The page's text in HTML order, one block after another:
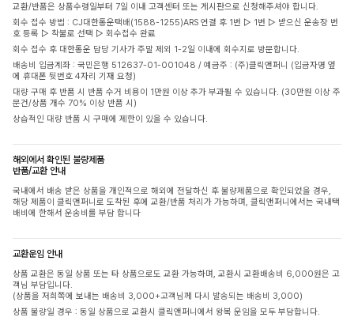
교환/반품은 상품수령일부터 7일 이내 고객센터 또는 게시판으로 신청해주셔야 합니다.
회수 접수 방법 : CJ대한통운택배(1588-1255)ARS 연결 후 1번 ▷ 1번 ▷ 받으신 운송장 번
호 등록 ▷ 착불로 선택 ▷ 회수접수 완료
회수 접수 후 대한통운 담당 기사가 주말 제외 1-2일 이내에 회수지로 방문합니다.
배송비 입금계좌 : 국민은행 512637-01-001048 / 예금주 : (주)클릭앤퍼니 (입금자명 옆
에 휴대폰 뒷번호 4자리 기재 요청)
대량 구매 후 반품 시 반품 수거 비용이 1만원 이상 추가 부과될 수 있습니다. (30만원 이상 주
문건/상품 개수 70% 이상 반품 시)
상습적인 대량 반품 시 구매에 제한이 있을 수 있습니다.
해외에서 확인된 불량제품
반품/교환 안내
국내에서 배송 받은 상품을 개인적으로 해외에 전달하신 후 불량제품으로 확인되었을 경우,
해당 제품이 클릭앤퍼니로 도착된 후에 교환/반품 처리가 가능하며, 클릭앤퍼니에서는 국내택
배비에 한해서 운송비를 부담 합니다
교환운임 안내
상품 교환은 동일 상품 또는 타 상품으로도 교환 가능하며, 교환시 교환배송비 6,000원은 고
객님 부담입니다.
(상품을 저희쪽에 보내는 배송비 3,000+고객님께 다시 발송되는 배송비 3,000)
상품 불량일 경우 : 동일 상품으로 교환시 클릭앤퍼니에서 왕복 운임을 모두 부담합니다.